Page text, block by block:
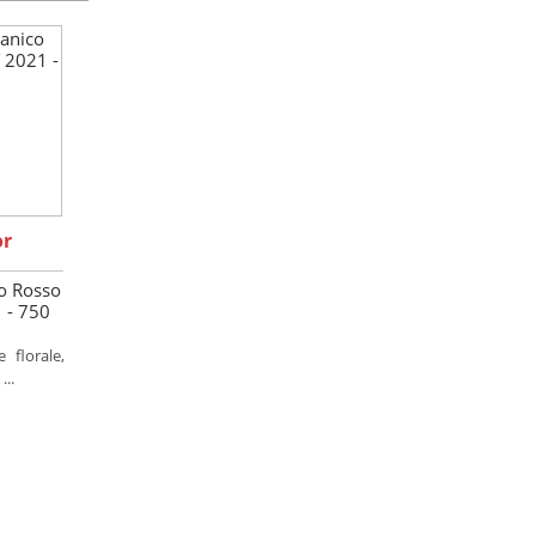
Rosso
- 750
florale,